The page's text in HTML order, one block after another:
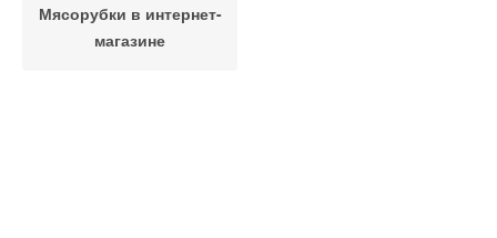
Мясорубки в интернет-
магазине